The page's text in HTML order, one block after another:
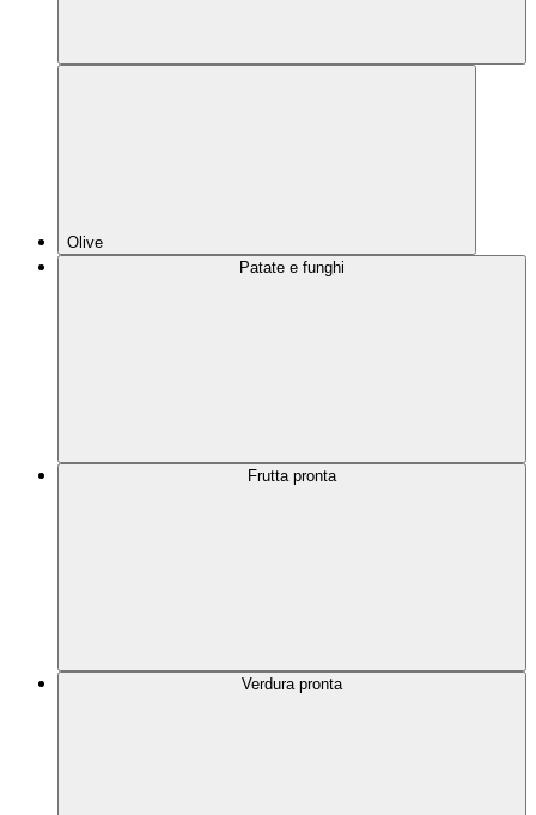
Olive
Patate e funghi
Frutta pronta
Verdura pronta